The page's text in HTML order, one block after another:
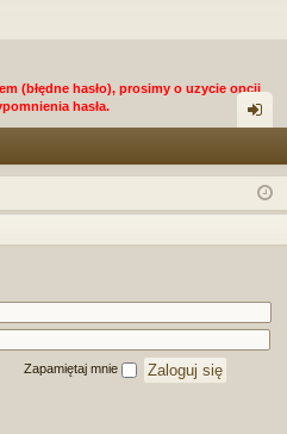
(błędne hasło), prosimy o uzycie opcji
hasła.
og
uj
Zapamiętaj mnie